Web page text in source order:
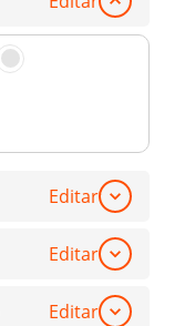
Editar
Editar
Editar